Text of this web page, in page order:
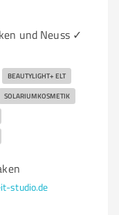
und Neuss ✓
BEAUTYLIGHT+ ELT
SOLARIUMKOSMETIK
studio.de